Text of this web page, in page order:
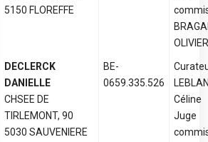
5150 FLOREFFE
OLIVIER
DECLERCK
DANIELLE
CHSEE DE
TIRLEMONT, 90
5030 SAUVENIERE
BE-
0659.335.526
Céline
Juge